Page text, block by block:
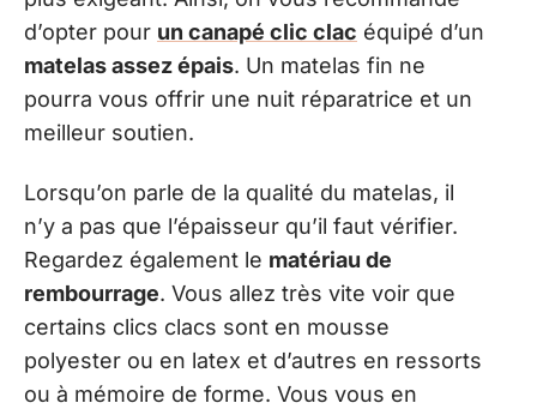
d’opter pour un canapé clic clac équipé d’un
matelas assez épais. Un matelas fin ne
pourra vous offrir une nuit réparatrice et un
meilleur soutien.
Lorsqu’on parle de la qualité du matelas, il
n’y a pas que l’épaisseur qu’il faut vérifier.
Regardez également le matériau de
rembourrage. Vous allez très vite voir que
certains clics clacs sont en mousse
polyester ou en latex et d’autres en ressorts
ou à mémoire de forme. Vous vous en